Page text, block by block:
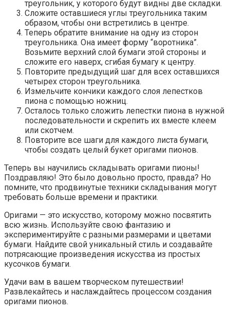
треугольник, у которого будут видны две складки.
Сложите оставшиеся углы треугольника таким
образом, чтобы они встретились в центре.
Теперь обратите внимание на одну из сторон
треугольника. Она имеет форму “воротника”.
Возьмите верхний слой бумаги этой стороны и
сложите его наверх, сгибая бумагу к центру.
Повторите предыдущий шаг для всех оставшихся
четырех сторон треугольника.
Измельчите кончики каждого слоя лепестков
пиона с помощью ножниц.
Осталось только сложить лепестки пиона в нужной
последовательности и скрепить их вместе клеем
или скотчем.
Повторите все шаги для каждого листа бумаги,
чтобы создать целый букет оригами пионов.
Теперь вы научились складывать оригами пионы!
Поздравляю! Это было довольно просто, правда? Но
помните, что продвинутые техники складывания могут
требовать больше времени и практики.
Оригами — это искусство, которому можно посвятить
всю жизнь. Используйте свою фантазию и
экспериментируйте с разными размерами и цветами
бумаги. Найдите свой уникальный стиль и создавайте
потрясающие произведения искусства из простых
кусочков бумаги.
Удачи вам в вашем творческом путешествии!
Развлекайтесь и наслаждайтесь процессом создания
оригами пионов.